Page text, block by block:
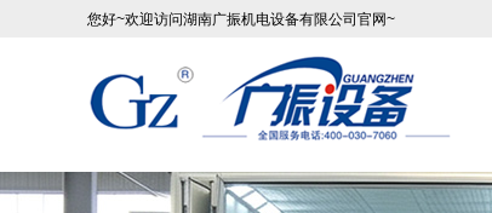
您好~欢迎访问湖南广振机电设备有限公司官网~